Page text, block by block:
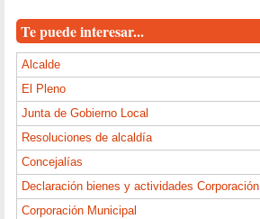
Te puede interesar...
Alcalde
El Pleno
Junta de Gobierno Local
Resoluciones de alcaldía
Concejalías
Declaración bienes y actividades Corporación
Corporación Municipal